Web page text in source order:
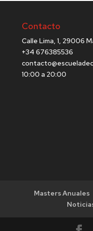
Contacto
Calle Lima, 1, 29006
+34 676385536
10:00 a 20:00
Masters Anuales